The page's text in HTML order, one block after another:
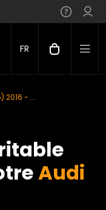
FR
2016 - ...
Audi